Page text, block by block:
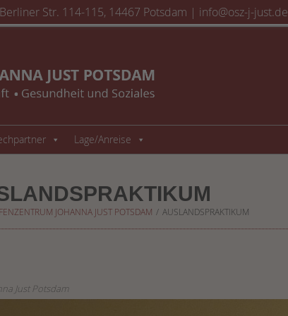
Str. 114-115, 14467 Potsdam | info@osz-j-just.de
Lage/Anreise
JOHANNA JUST POTSDAM / AUSLANDSPRAKTIKUM
Just Potsdam